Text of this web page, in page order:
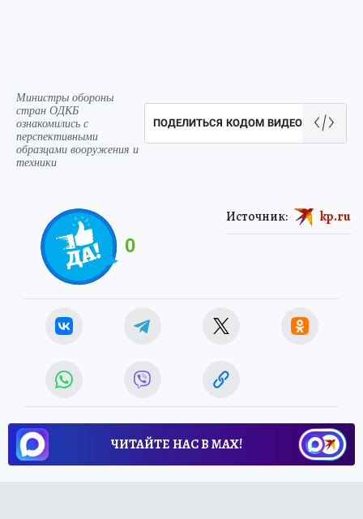
Министры обороны
стран ОДКБ
ознакомились с
перспективными
образцами вооружения и
техники
ПОДЕЛИТЬСЯ КОДОМ ВИДЕО
0
Источник: kp.ru
ЧИТАЙТЕ НАС В МАХ!